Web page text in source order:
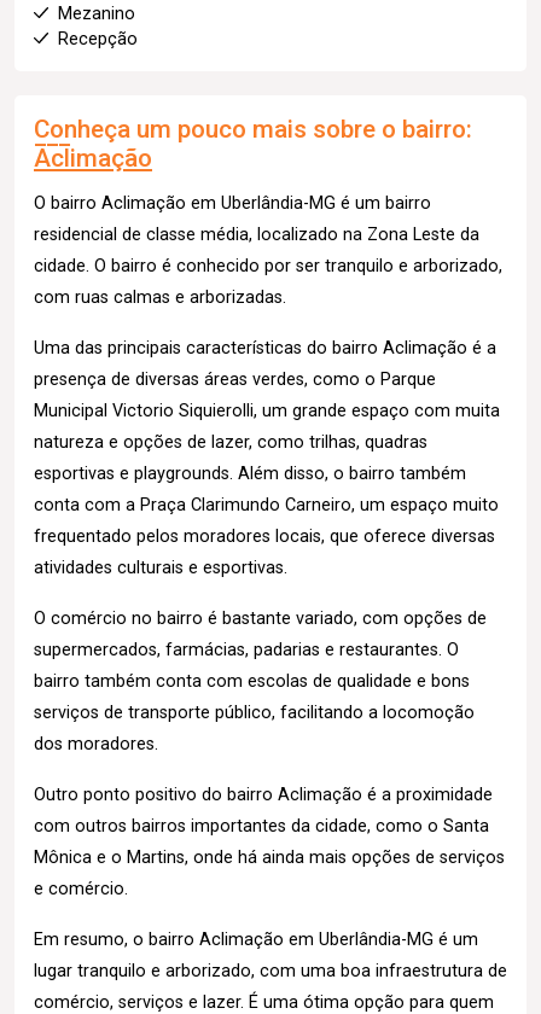
Mezanino
Recepção
Conheça um pouco mais sobre o bairro:
Aclimação
O bairro Aclimação em Uberlândia-MG é um bairro
residencial de classe média, localizado na Zona Leste da
cidade. O bairro é conhecido por ser tranquilo e arborizado,
com ruas calmas e arborizadas.
Uma das principais características do bairro Aclimação é a
presença de diversas áreas verdes, como o Parque
Municipal Victorio Siquierolli, um grande espaço com muita
natureza e opções de lazer, como trilhas, quadras
esportivas e playgrounds. Além disso, o bairro também
conta com a Praça Clarimundo Carneiro, um espaço muito
frequentado pelos moradores locais, que oferece diversas
atividades culturais e esportivas.
O comércio no bairro é bastante variado, com opções de
supermercados, farmácias, padarias e restaurantes. O
bairro também conta com escolas de qualidade e bons
serviços de transporte público, facilitando a locomoção
dos moradores.
Outro ponto positivo do bairro Aclimação é a proximidade
com outros bairros importantes da cidade, como o Santa
Mônica e o Martins, onde há ainda mais opções de serviços
e comércio.
Em resumo, o bairro Aclimação em Uberlândia-MG é um
lugar tranquilo e arborizado, com uma boa infraestrutura de
comércio, serviços e lazer. É uma ótima opção para quem